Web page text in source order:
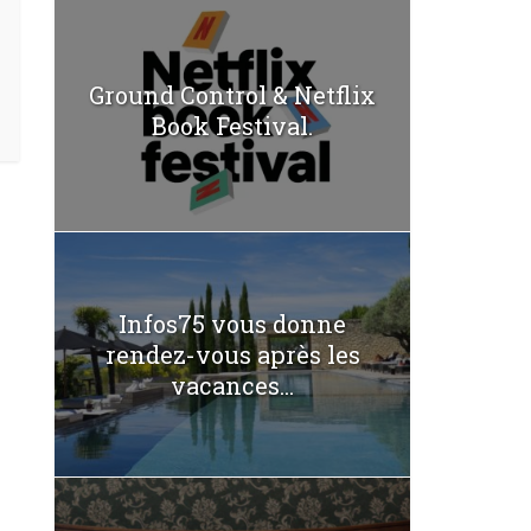
Ground Control & Netflix
Book Festival.
Infos75 vous donne
rendez-vous après les
vacances...